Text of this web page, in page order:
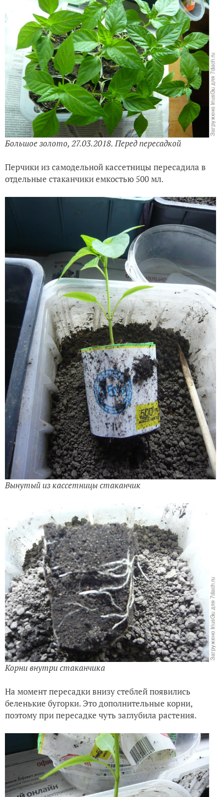
Большое золото, 27.03.2018. Перед пересадкой
Перчики из самодельной кассетницы пересадила в
отдельные стаканчики емкостью 500 мл.
Вынутый из кассетницы стаканчик
Корни внутри стаканчика
На момент пересадки внизу стеблей появились
беленькие бугорки. Это дополнительные корни,
поэтому при пересадке чуть заглубила растения.